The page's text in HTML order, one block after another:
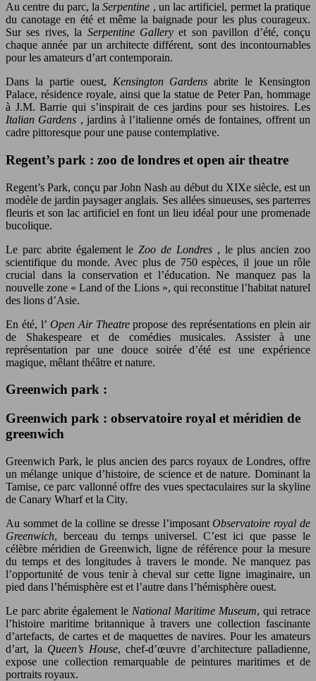
Au centre du parc, laSerpentine , un lac artificiel, permet la pratique
du canotage en été et même la baignade pour les plus courageux.
Sur ses rives, la Serpentine Galleryet son pavillon d’été, conçu
chaque année par un architecte différent, sont des incontournables
pour les amateurs d’art contemporain.
Dans la partie ouest, Kensington Gardensabrite le Kensington
Palace, résidence royale, ainsi que la statue de Peter Pan, hommage
à J.M. Barrie qui s’inspirait de ces jardins pour ses histoires. Les
Italian Gardens , jardins à l’italienne ornés de fontaines, offrent un
cadre pittoresque pour une pause contemplative.
Regent’s park : zoo de londres et open air theatre
Regent’s Park, conçu par John Nash au début du XIXe siècle, est un
modèle de jardin paysager anglais. Ses allées sinueuses, ses parterres
fleuris et son lac artificiel en font un lieu idéal pour une promenade
bucolique.
Le parc abrite également leZoo de Londres , le plus ancien zoo
scientifique du monde. Avec plus de 750 espèces, il joue un rôle
crucial dans la conservation et l’éducation. Ne manquez pas la
nouvelle zone « Land of the Lions », qui reconstitue l’habitat naturel
des lions d’Asie.
En été, l’ Open Air Theatrepropose des représentations en plein air
de Shakespeare et de comédies musicales. Assister à une
représentation par une douce soirée d’été est une expérience
magique, mêlant théâtre et nature.
Greenwich park :
Greenwich park : observatoire royal et méridien de
greenwich
Greenwich Park, le plus ancien des parcs royaux de Londres, offre
un mélange unique d’histoire, de science et de nature. Dominant la
Tamise, ce parc vallonné offre des vues spectaculaires sur la skyline
de Canary Wharf et la City.
Au sommet de la colline se dresse l’imposantObservatoire royal de
Greenwich, berceau du temps universel. C’est ici que passe le
célèbre méridien de Greenwich, ligne de référence pour la mesure
du temps et des longitudes à travers le monde. Ne manquez pas
l’opportunité de vous tenir à cheval sur cette ligne imaginaire, un
pied dans l’hémisphère est et l’autre dans l’hémisphère ouest.
Le parc abrite également le National Maritime Museum, qui retrace
l’histoire maritime britannique à travers une collection fascinante
d’artefacts, de cartes et de maquettes de navires. Pour les amateurs
d’art, la Queen’s House, chef-d’œuvre d’architecture palladienne,
expose une collection remarquable de peintures maritimes et de
portraits royaux.